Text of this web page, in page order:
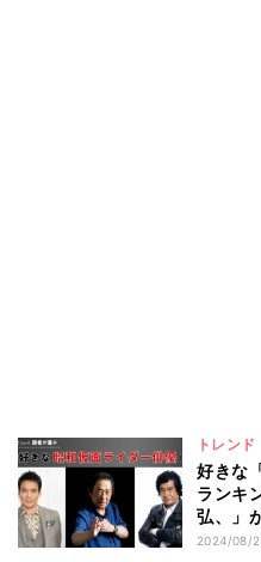
トレンド
好きな
ランキ
弘、」
2024/08/